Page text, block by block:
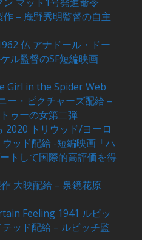
マット1号発進命令
– 庵野秀明監督の自主
仏 アナドール・ドー
ル監督のSF短編映画
Girl in the Spider Web
ー・ピクチャーズ配給 –
ゥーの女第二弾
2020 トリウッド/ヨーロ
ッド配給 -短編映画「ハ
トして国際的高評価を得
大映配給 – 泉鏡花原
Feeling 1941 ルビッ
ッド配給 – ルビッチ監